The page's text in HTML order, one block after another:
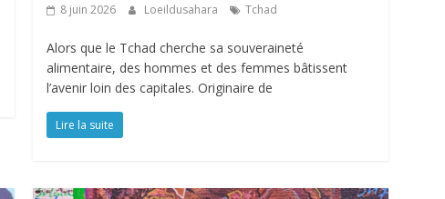
8 juin 2026 Loeildusahara Tchad
Alors que le Tchad cherche sa souveraineté
alimentaire, des hommes et des femmes bâtissent
l’avenir loin des capitales. Originaire de
Lire la suite